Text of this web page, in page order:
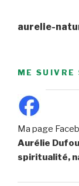
aurelie-
ME SUIVRE
Ma page
Aurélie
spiritualité,